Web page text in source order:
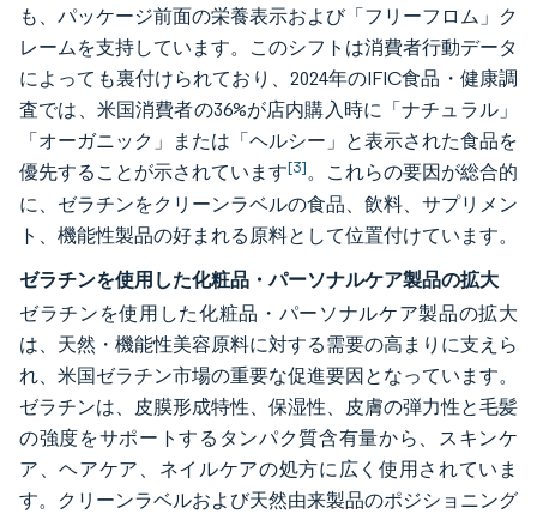
も、パッケージ前面の栄養表示および「フリーフロム」ク
レームを支持しています。このシフトは消費者行動データ
によっても裏付けられており、2024年のIFIC食品・健康調
査では、米国消費者の36%が店内購入時に「ナチュラル」
「オーガニック」または「ヘルシー」と表示された食品を
優先することが示されています[3]。これらの要因が総合的
に、ゼラチンをクリーンラベルの食品、飲料、サプリメン
ト、機能性製品の好まれる原料として位置付けています。
ゼラチンを使用した化粧品・パーソナルケア製品の拡大
ゼラチンを使用した化粧品・パーソナルケア製品の拡大
は、天然・機能性美容原料に対する需要の高まりに支えら
れ、米国ゼラチン市場の重要な促進要因となっています。
ゼラチンは、皮膜形成特性、保湿性、皮膚の弾力性と毛髪
の強度をサポートするタンパク質含有量から、スキンケ
ア、ヘアケア、ネイルケアの処方に広く使用されていま
す。クリーンラベルおよび天然由来製品のポジショニング